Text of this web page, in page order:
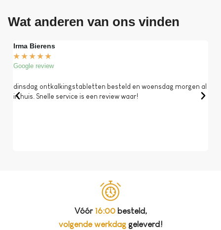
Wat anderen van ons vinden
Irma Bierens
★ ★ ★ ★ ★
Google review
dinsdag ontkalkingstabletten besteld en woensdag morgen al
in huis. Snelle service is een review waar!
Vóór 16:00besteld,
volgende werkdaggeleverd!